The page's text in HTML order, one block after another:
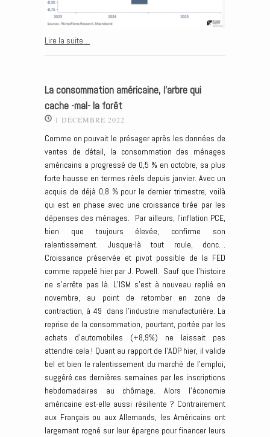
Lire la suite…
La consommation américaine, l’arbre qui
cache -mal- la forêt
1 DÉCEMBRE 2022
Comme on pouvait le présager après les données de
ventes de détail, la consommation des ménages
américains a progressé de 0,5 % en octobre, sa plus
forte hausse en termes réels depuis janvier. Avec un
acquis de déjà 0,8 % pour le dernier trimestre, voilà
qui est en phase avec une croissance tirée par les
dépenses des ménages. Par ailleurs, l’inflation PCE,
bien que toujours élevée, confirme son
ralentissement. Jusque-là tout roule, donc…
Croissance préservée et pivot possible de la FED
comme rappelé hier par J. Powell. Sauf que l’histoire
ne s’arrête pas là. L’ISM s’est à nouveau replié en
novembre, au point de retomber en zone de
contraction, à 49 dans l’industrie manufacturière. La
reprise de la consommation, pourtant, portée par les
achats d’automobiles (+8,9%) ne laissait pas
attendre cela ! Quant au rapport de l’ADP hier, il valide
bel et bien le ralentissement du marché de l’emploi,
suggéré ces dernières semaines par les inscriptions
hebdomadaires au chômage. Alors l’économie
américaine est-elle aussi résiliente ? Contrairement
aux Français ou aux Allemands, les Américains ont
largement rogné sur leur épargne pour financer leurs